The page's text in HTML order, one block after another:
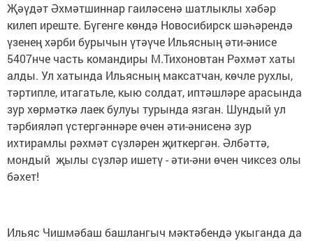
Җәүдәт Әхмәтшиннар гаиләсенә шатлыклы хәбәр
килеп иреште. Бүгенге көндә Новосибирск шәһәрендә
үзенең хәрби бурычын үтәүче Ильясның әти-әнисе
5407нче часть командиры М.Тихоновтан Рәхмәт хаты
алды. Ул хатында Ильясның максатчан, көчле рухлы,
тәртипле, итагатьле, кыю солдат, иптәшләре арасында
зур хөрмәткә лаек булуы турында язган. Шундый ул
тәрбияләп үстергәннәре өчен әти-әнисенә зур
ихтирамлы рәхмәт сүзләрен җиткергән. Әлбәттә,
мондый җылы сүзләр ишетү - әти-әни өчен чиксез олы
бәхет!
Ильяс Чишмәбаш башлангыч мәктәбендә укыганда да